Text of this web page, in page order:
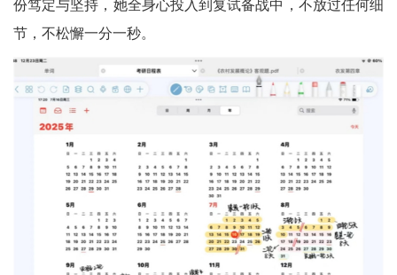
份笃定与坚持，她全身心投入到复试备战中，不放过任何细
节，不松懈一分一秒。